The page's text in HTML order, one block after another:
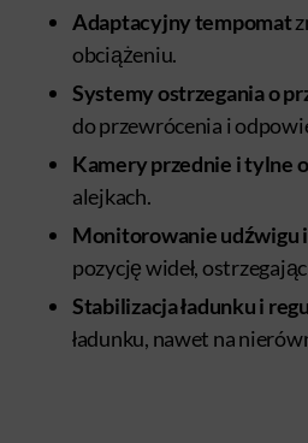
Adaptacyjny tempomat
obciążeniu.
Systemy ostrzegania o
do przewrócenia i
Kamery przednie i tylne
alejkach.
Monitorowanie udźwigu
pozycję wideł,
Stabilizacja ładunku i
ładunku, nawet na